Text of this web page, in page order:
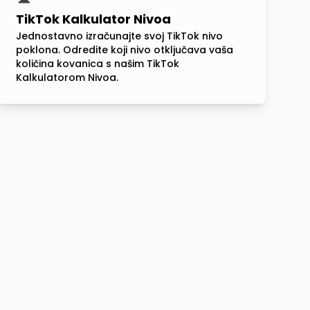
TikTok Kalkulator Nivoa
Jednostavno izračunajte svoj TikTok nivo
poklona. Odredite koji nivo otključava vaša
količina kovanica s našim TikTok
Kalkulatorom Nivoa.